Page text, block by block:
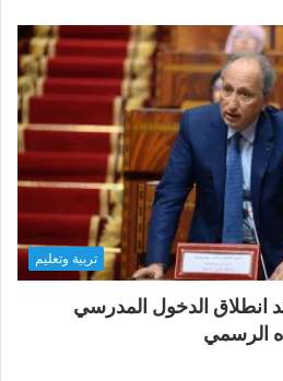
تربية وتعليم
انطلاق الدخول المدرسي